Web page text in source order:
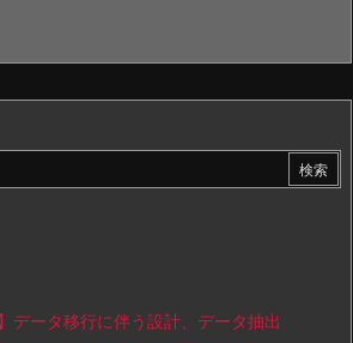
データ移行に伴う設計、データ抽出